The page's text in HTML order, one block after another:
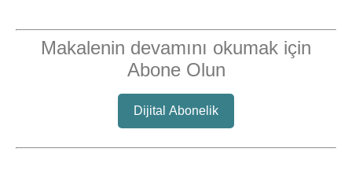
Makalenin devamını okumak için
Abone Olun
Dijital Abonelik